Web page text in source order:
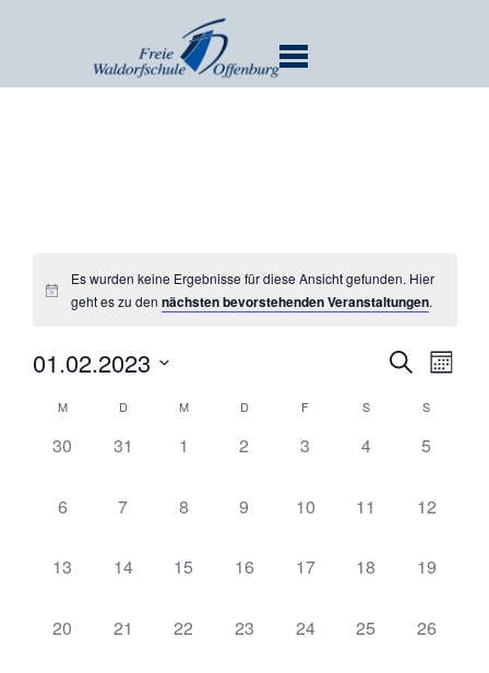
Es wurden keine Ergebnisse für diese Ansicht gefunden. Hier
geht es zu den nächsten bevorstehenden Veranstaltungen.
und
SUCHEMONAT
01.02.2023
Kalender
von
M D M D F S S
0
30
0
31
0
1
0
2
0
3
0
4
0
5
0
6
0
7
0
8
0
9
0
10
0
11
0
12
0
13
0
14
0
15
0
16
0
17
0
18
0
19
0
20
0
21
0
22
0
23
0
24
0
25
0
26